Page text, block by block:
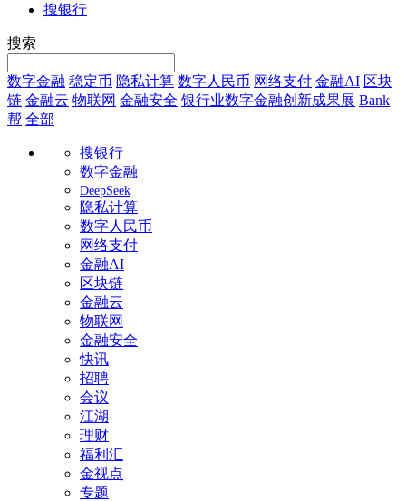
搜银行
搜索
数字金融 稳定币 隐私计算 数字人民币 网络支付 金融AI 区块
链 金融云 物联网 金融安全 银行业数字金融创新成果展 Bank
帮 全部
搜银行
数字金融
DeepSeek
隐私计算
数字人民币
网络支付
金融AI
区块链
金融云
物联网
金融安全
快讯
招聘
会议
江湖
理财
福利汇
金视点
专题